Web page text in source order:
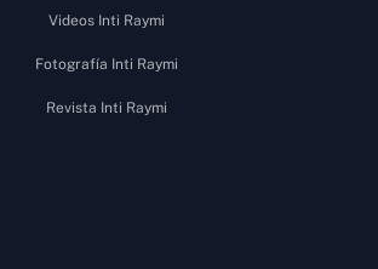
Videos Inti Raymi
Fotografía Inti Raymi
Revista Inti Raymi